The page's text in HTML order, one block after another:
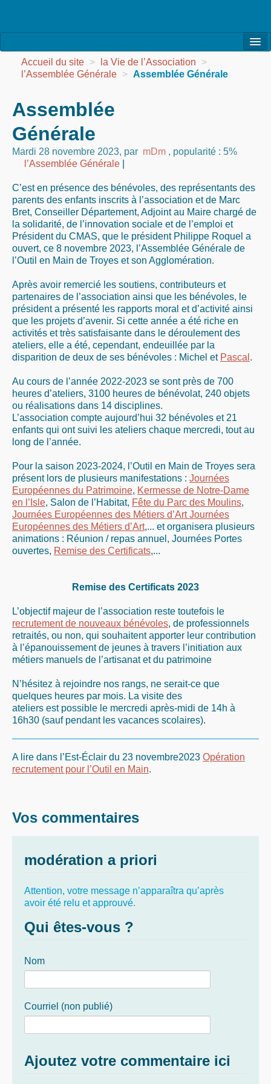
l’Association
la Vie des Ateliers
les Evénements
les Réalisations
Agenda
Contact
Accueil du site > la Vie de l’Association
>
l’Assemblée Générale > Assemblée Générale
Assemblée
Générale
Mardi 28 novembre 2023, par mDm , popularité : 5%
l’Assemblée Générale
C’est en présence des bénévoles, des représentants des
parents des enfants inscrits à l’association et de Marc
Bret, Conseiller Département, Adjoint au Maire chargé de
la solidarité, de l’innovation sociale et de l’emploi et
Président du CMAS, que le président Philippe Roquel a
ouvert, ce 8 novembre 2023, l’Assemblée Générale de
l’Outil en Main de Troyes et son Agglomération.
Après avoir remercié les soutiens, contributeurs et
partenaires de l’association ainsi que les bénévoles, le
président a présenté les rapports moral et d’activité ainsi
que les projets d’avenir. Si cette année a été riche en
activités et très satisfaisante dans le déroulement des
ateliers, elle a été, cependant, endeuillée par la
disparition de deux de ses bénévoles : Michel et Pascal .
Au cours de l’année 2022-2023 se sont près de 700
heures d’ateliers, 3100 heures de bénévolat, 240 objets
ou réalisations dans 14 disciplines.
L’association compte aujourd’hui 32 bénévoles et 21
enfants qui ont suivi les ateliers chaque mercredi, tout au
long de l’année.
Pour la saison 2023-2024, l’Outil en Main de Troyes sera
présent lors de plusieurs manifestations : Journées
Européennes du Patrimoine, Kermesse de Notre-Dame
en l’Isle, Salon de l’Habitat, Fête du Parc des Moulins,
Journées Européennes des Métiers d’Art Journées
Européennes des Métiers d’Art,... et organisera plusieurs
animations : Réunion / repas annuel, Journées Portes
ouvertes, Remise des Certificats,...
Remise des Certificats 2023
L’objectif majeur de l’association reste toutefois le
recrutement de nouveaux bénévoles, de professionnels
retraités, ou non, qui souhaitent apporter leur contribution
à l’épanouissement de jeunes à travers l’initiation aux
métiers manuels de l’artisanat et du patrimoine
N’hésitez à rejoindre nos rangs, ne serait-ce que
quelques heures par mois. La visite des
ateliers est possible le mercredi après-midi de 14h à
16h30 (sauf pendant les vacances scolaires).
A lire dans l’Est-Éclair du 23 novembre2023 Opération
recrutement pour l’Outil en Main.
Vos commentaires
modération a priori
Attention, votre message n’apparaîtra qu’après
avoir été relu et approuvé.
Qui êtes-vous ?
Nom
Courriel (non publié)
Ajoutez votre commentaire ici